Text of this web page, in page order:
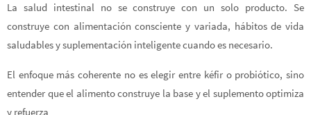
La salud intestinal no se construye con un solo producto. Se
construye con alimentación consciente y variada, hábitos de vida
saludables y suplementación inteligente cuando es necesario.
El enfoque más coherente no es elegir entre kéfir o probiótico, sino
entender que el alimento construye la base y el suplemento optimiza
y refuerza